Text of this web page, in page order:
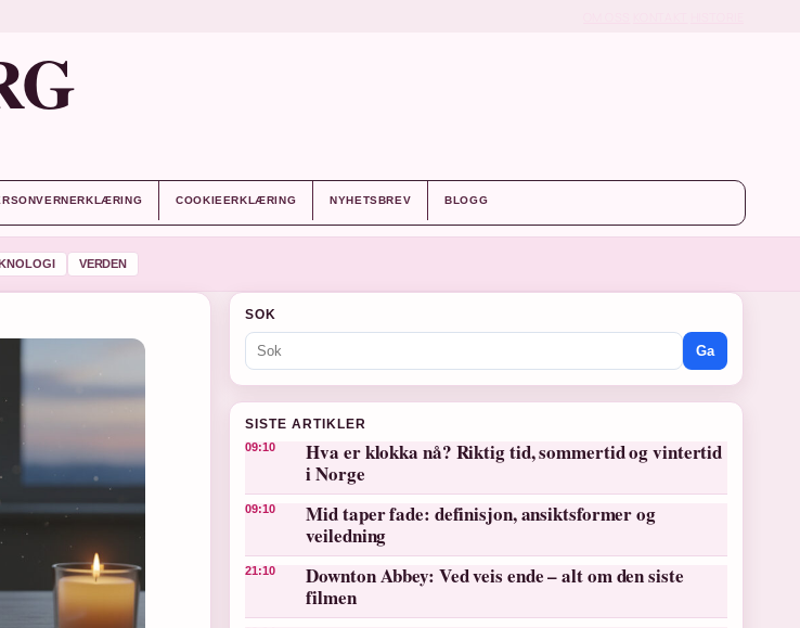
COOKIEERKLÆRING NYHETSBREV BLOGG
VERDEN
SOK
Ga
SISTE ARTIKLER
09:10
Hva er klokka nå? Riktig tid, sommertid og vintertid
i Norge
09:10
Mid taper fade: definisjon, ansiktsformer og
veiledning
21:10
Downton Abbey: Ved veis ende – alt om den siste
filmen